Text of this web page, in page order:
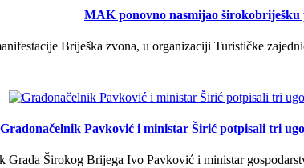
MAK ponovno nasmijao širokobriješku
Briješka zvona, u organizaciji Turističke
Gradonačelnik Pavković i ministar Širić potpisali tri
Grada Širokog Brijega Ivo Pavković i ministar